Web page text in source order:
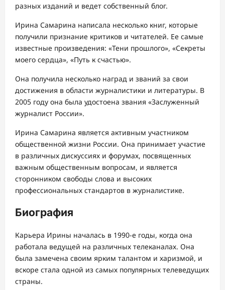
разных изданий и ведет собственный блог.
Ирина Самарина написала несколько книг, которые
получили признание критиков и читателей. Ее самые
известные произведения: «Тени прошлого», «Секреты
моего сердца», «Путь к счастью».
Она получила несколько наград и званий за свои
достижения в области журналистики и литературы. В
2005 году она была удостоена звания «Заслуженный
журналист России».
Ирина Самарина является активным участником
общественной жизни России. Она принимает участие
в различных дискуссиях и форумах, посвященных
важным общественным вопросам, и является
сторонником свободы слова и высоких
профессиональных стандартов в журналистике.
Биография
Карьера Ирины началась в 1990-е годы, когда она
работала ведущей на различных телеканалах. Она
была замечена своим ярким талантом и харизмой, и
вскоре стала одной из самых популярных телеведущих
страны.